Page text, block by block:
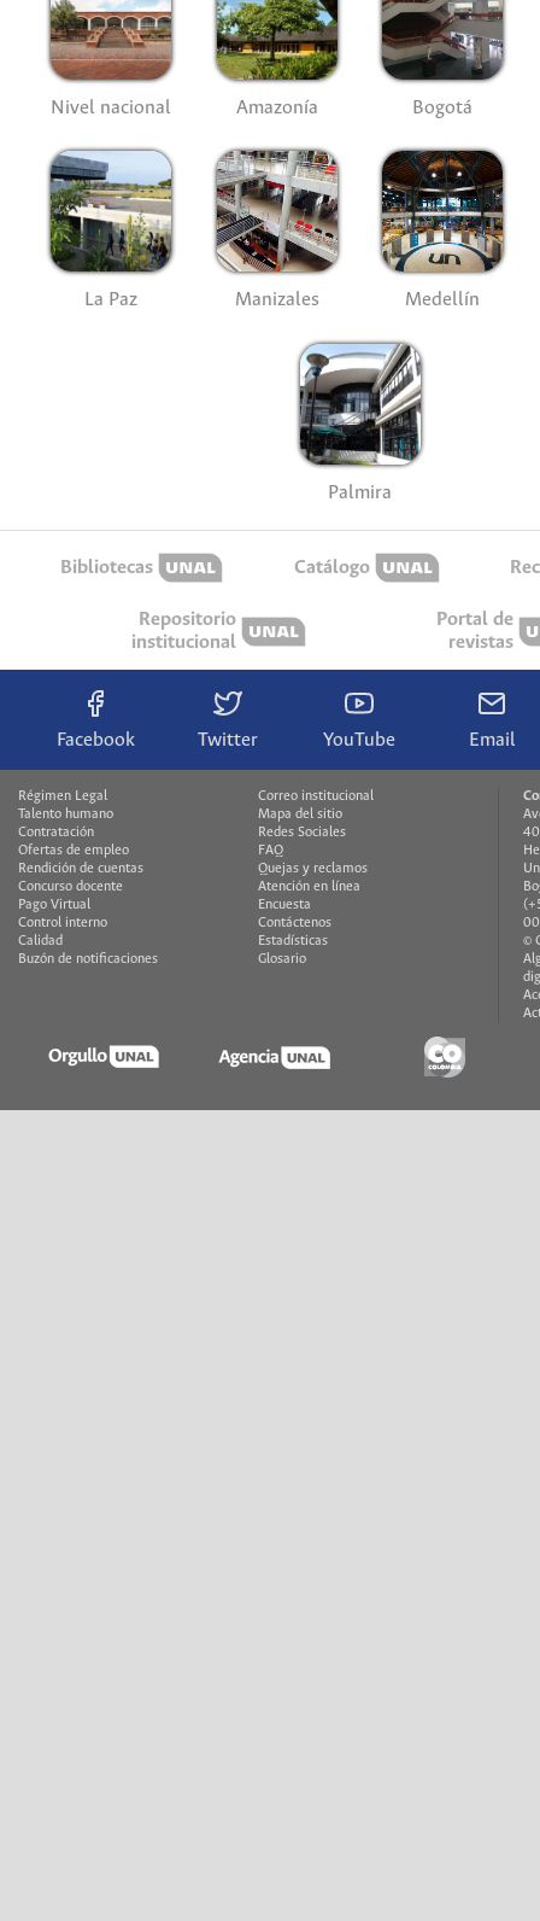
Nivel nacional Amazonía Bogotá
La Paz Manizales Medellín
Palmira
Bibliotecas Catálogo
Repositorio
institucional
Portal de
revistas
Facebook Twitter YouTube Email
Régimen Legal
Talento humano
Contratación
Ofertas de empleo
Rendición de cuentas
Concurso docente
Pago Virtual
Control interno
Calidad
Buzón de notificaciones
Correo institucional
Mapa del sitio
Redes Sociales
FAQ
Quejas y reclamos
Atención en línea
Encuesta
Contáctenos
Estadísticas
Glosario
©